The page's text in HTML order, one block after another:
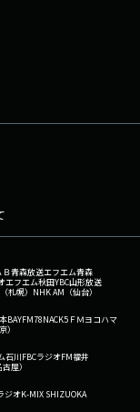
Ｂ青森放送エフエム青森
エフエム秋田YBC山形放送
札幌） NHK AM（仙台）
BAYFM78NACK5 ＦＭヨコハマ
）
石川FBCラジオFM福井
屋）
ジオK-MIX SHIZUOKA